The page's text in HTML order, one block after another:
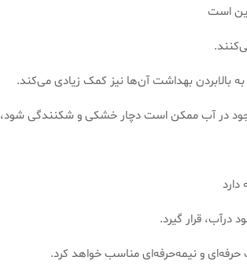
این است
بالابردن بهداشت آن‌ها نیز کمک زیادی می‌کند.
در آب ممکن است دچار خشکی و شکنندگی شود،
قرار گیرد.
حرفه‌ای و نیمه‌حرفه‌ای مناسب خواهد کرد.